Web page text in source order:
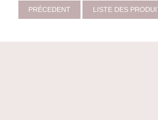
PRÉCEDENT LISTE DES